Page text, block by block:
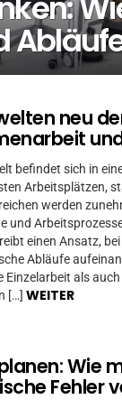
neu
befindet sich in
Arbeitsplätzen,
werden
und
einen Ansatz,
Abläufe
Einzelarbeit als
[…] WEITER
Wie
Fehler